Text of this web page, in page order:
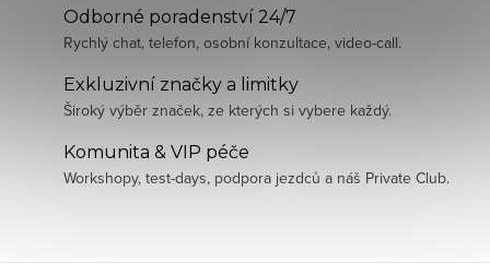
Odborné poradenství 24/7
Rychlý chat, telefon, osobní konzultace, video-call.
Exkluzivní značky a limitky
Široký výběr značek, ze kterých si vybere každý.
Komunita & VIP péče
Workshopy, test-days, podpora jezdců a náš Private Club.